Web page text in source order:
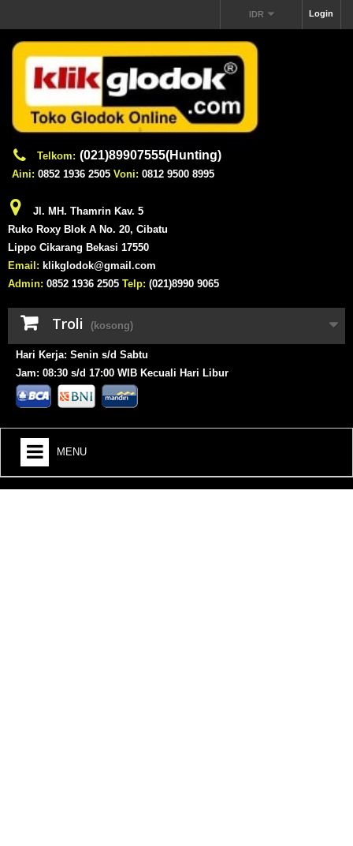
Login
IDR
Telkom: (021)89907555(Hunting)
Aini: 0852 1936 2505 Voni: 0812 9500 8995
Jl. MH. Thamrin Kav. 5
Ruko Roxy Blok A No. 20, Cibatu
Lippo Cikarang Bekasi 17550
Email: klikglodok@gmail.com
Admin: 0852 1936 2505 Telp: (021)8990 9065
Troli (kosong)
Hari Kerja: Senin s/d Sabtu
Jam: 08:30 s/d 17:00 WIB Kecuali Hari Libur
MENU